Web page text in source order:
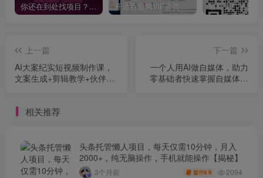
你还在到处找项目？还在当韭菜？我靠卖项目一个月收入5万+，曾经我也是个失败者。 开通百盟网VIP会员，尊享全站资源免费下载，享70%的推广提成！！【限时五折优惠】
上一篇
AI大案纪实短视频制作课，
文案生成+剪辑教学+伙伴计
下一篇
一个人用AI做自媒体，助力
零基础者快速掌握自媒体技
相关推荐
头条托管懒人项目，每天仅需10分钟，月入
2000+，纯无脑操作，手机就能操作【揭秘】
3个月前 盟币9.9 2094